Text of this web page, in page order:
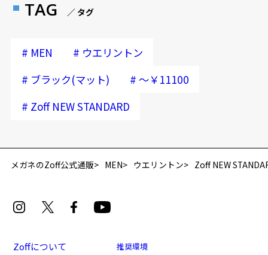
TAG ／ タグ
# MEN # ウエリントン
# ブラック(マット) # ～￥11100
# Zoff NEW STANDARD
メガネのZoff公式通販 MEN ウエリントン Zoff NEW
Zoffについて 推奨環境